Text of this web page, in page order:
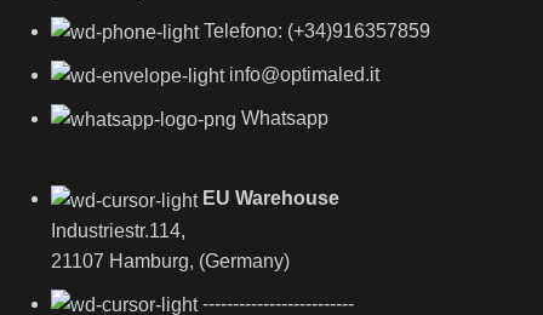
Telefono: (+34)916357859
info@optimaled.it
Whatsapp
EU Warehouse
Industriestr.114,
21107 Hamburg, (Germany)
-------------------------